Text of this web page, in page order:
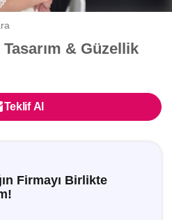
& Güzellik
Teklif Al
Firmayı Birlikte